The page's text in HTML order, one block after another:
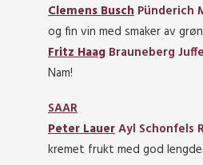
Clemens Busch Pünderich
og fin vin med smaker av
Fritz Haag Brauneberg
Nam!
SAAR
Peter LauerAyl Schonfels
kremet frukt med god lengde.